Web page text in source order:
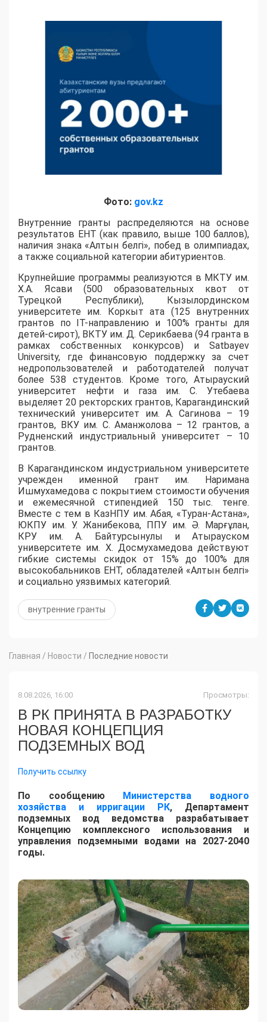
Фото: gov.kz
Внутренние гранты распределяются на основе
результатов ЕНТ (как правило, выше 100 баллов),
наличия знака «Алтын белгі», побед в олимпиадах,
а также социальной категории абитуриентов.
​Крупнейшие программы реализуются в МКТУ им.
Х.А. Ясави (500 образовательных квот от
Турецкой Республики), Кызылординском
университете им. Коркыт ата (125 внутренних
грантов по IT-направлению и 100% гранты для
детей-сирот), ВКТУ им. Д. Серикбаева (94 гранта в
рамках собственных конкурсов) и Satbayev
University, где финансовую поддержку за счет
недропользователей и работодателей получат
более 538 студентов. Кроме того, Атырауский
университет нефти и газа им. С. Утебаева
выделяет 20 ректорских грантов, Карагандинский
технический университет им. А. Сагинова – 19
грантов, ВКУ им. С. Аманжолова – 12 грантов, а
Рудненский индустриальный университет – 10
грантов.
​В Карагандинском индустриальном университете
учрежден именной грант им. Наримана
Ишмухамедова с покрытием стоимости обучения
и ежемесячной стипендией 150 тыс. тенге.
Вместе с тем в КазНПУ им. Абая, «Туран-Астана»,
ЮКПУ им. У. Жанибекова, ППУ им. Ә. Марғұлан,
КРУ им. А. Байтурсынулы и Атырауском
университете им. Х. Досмухамедова действуют
гибкие системы скидок от 15% до 100% для
высокобальников ЕНТ, обладателей «Алтын белгі»
и социально уязвимых категорий.
внутренние гранты
Главная / Новости / Последние новости
8.08.2026, 16:00 Просмотры:
В РК ПРИНЯТА В РАЗРАБОТКУ
НОВАЯ КОНЦЕПЦИЯ
ПОДЗЕМНЫХ ВОД
Получить ссылку
По сообщению
Министерства водного
хозяйства и ирригации РК, Департамент
подземных вод ведомства разрабатывает
Концепцию комплексного использования и
управления подземными водами на 2027-2040
годы.